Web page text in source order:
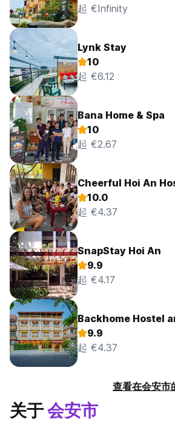
起 €Infinity
Lynk Stay
10
起 €6.12
Bana Home & Spa
10
起 €2.67
Cheerful Hoi An
10.0
起 €4.37
SnapStay Hoi An
9.9
起 €4.17
Backhome Hostel
9.9
起 €4.37
查看在会安
关于会安市